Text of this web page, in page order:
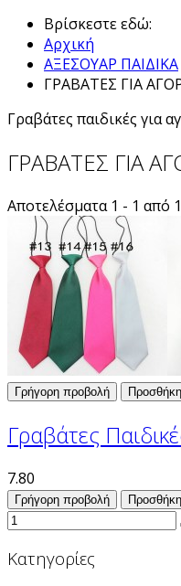
Βρίσκεστε εδώ:
Αρχική
ΑΞΕΣΟΥΑΡ ΠΑΙΔΙΚΑ
ΓΡΑΒΑΤΕΣ ΓΙΑ
Γραβάτες παιδικές για
ΓΡΑΒΑΤΕΣ ΓΙΑ
Αποτελέσματα 1 - 1 από 1
Γρήγορη προβολή
Γραβάτες
7.80
Γρήγορη προβολή
Κατηγορίες